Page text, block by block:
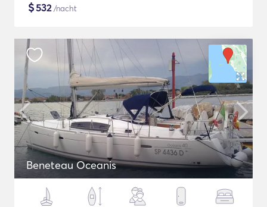
$532/nacht
Beneteau Oceanis